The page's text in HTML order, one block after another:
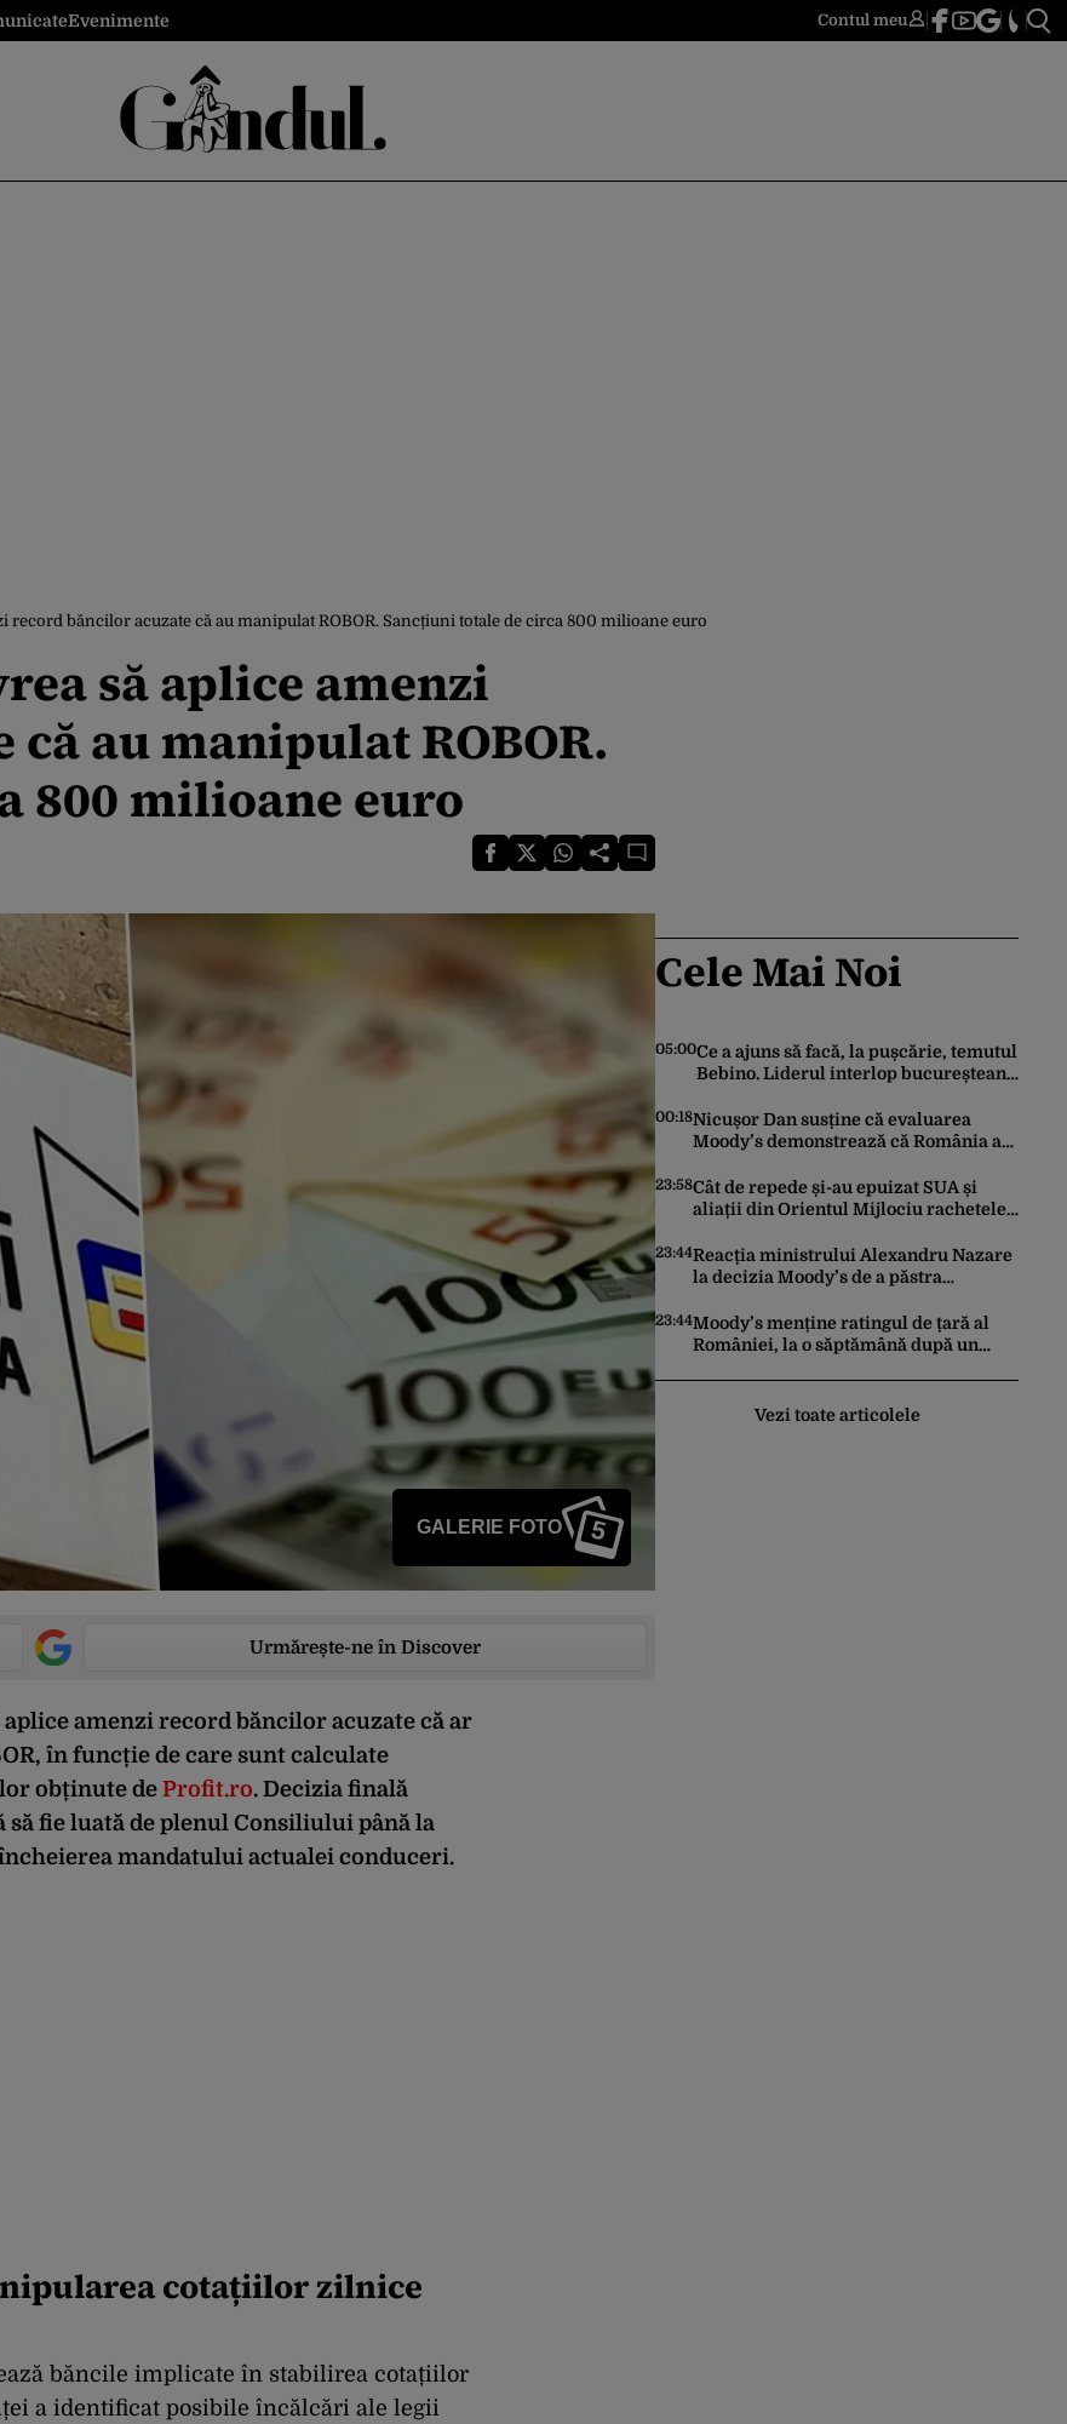
Evenimente Contul meu
băncilor acuzate că au manipulat ROBOR. Sancțiuni totale de circa 800 milioane euro
să aplice amenzi
au manipulat ROBOR.
800 milioane euro
GALERIE FOTO 5
Urmărește-ne în Discover
aplice amenzi record băncilor acuzate că ar
în funcție de care sunt calculate
obținute de Profit.ro. Decizia finală
fie luată de plenul Consiliului până la
mandatului actualei conduceri.
cotațiilor zilnice
băncile implicate în stabilirea cotațiilor
a identificat posibile încălcări ale legii
Cele Mai Noi
05:00Ce a ajuns să facă, la pușcărie, temutul
Bebino. Liderul interlop bucureștean,
00:18Nicușor Dan susține că evaluarea
Moody’s demonstrează că România a
încrederea investitorilor: „Totuși,
perspectiva rămâne rezervată”
23:58Cât de repede și-au epuizat SUA și
aliații din Orientul Mijlociu rachetele
23:44Reacția ministrului Alexandru Nazare
la decizia Moody’s de a păstra
„Este un răgaz, dar în niciun caz un
motiv de relaxare”
23:44Moody’s menține ratingul de țară al
României, la o săptămână după un
principala vulnerabilitate din raport
Vezi toate articolele